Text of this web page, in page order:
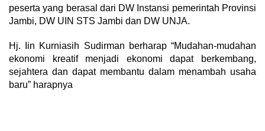
peserta yang berasal dari DW Instansi pemerintah Provinsi
Jambi, DW UIN STS Jambi dan DW UNJA.
Hj. Iin Kurniasih Sudirman berharap “Mudahan-mudahan
ekonomi kreatif menjadi ekonomi dapat berkembang,
sejahtera dan dapat membantu dalam menambah usaha
baru” harapnya